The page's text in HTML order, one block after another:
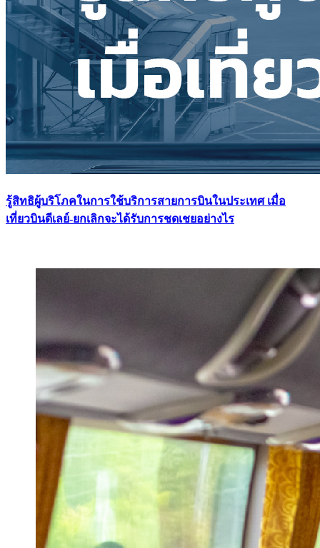
รู้สิทธิผู้บริโภคในการใช้บริการสายการบินในประเทศ เมื่อ
เที่ยวบินดีเลย์-ยกเลิกจะได้รับการชดเชยอย่างไร